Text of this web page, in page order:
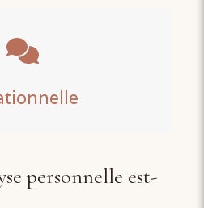
personnelle est-